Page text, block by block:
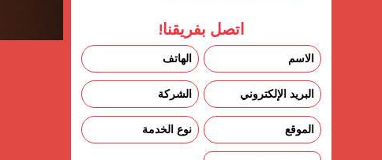
اتصل بفريقنا!